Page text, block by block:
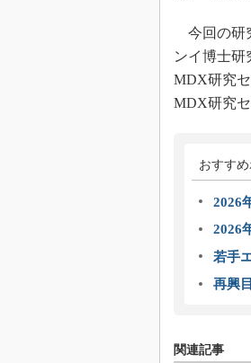
今回の研
ンイ博士研
MDX研究
MDX研究
おすす
2026
2026
若手
再興
関連記事